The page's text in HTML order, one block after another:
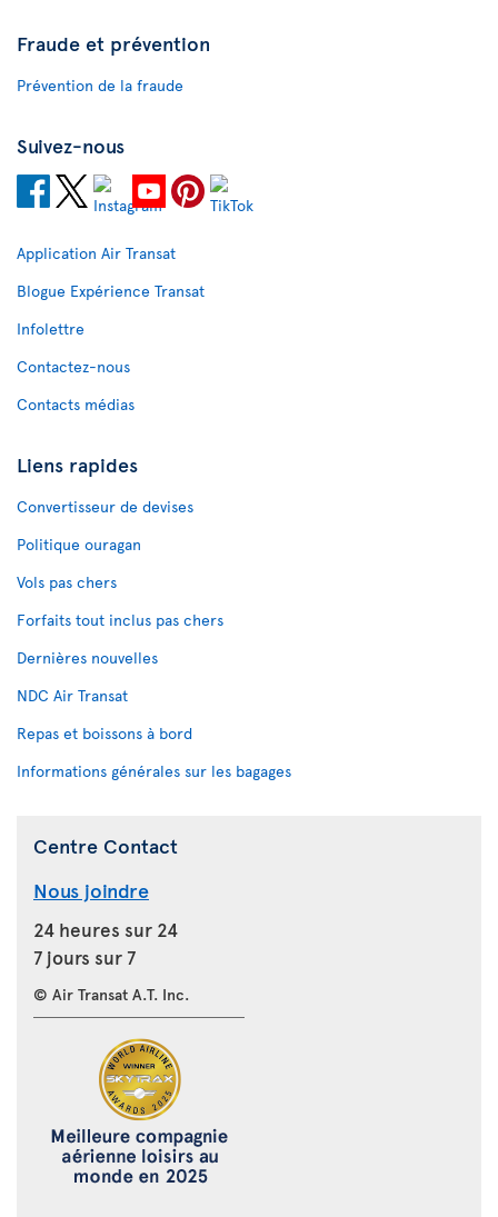
Fraude et prévention
Prévention de la fraude
Suivez-nous
Application Air Transat
Blogue Expérience Transat
Infolettre
Contactez-nous
Contacts médias
Liens rapides
Convertisseur de devises
Politique ouragan
Vols pas chers
Forfaits tout inclus pas chers
Dernières nouvelles
NDC Air Transat
Repas et boissons à bord
Informations générales sur les bagages
Centre Contact
Nous joindre
24 heures sur 24
7 jours sur 7
© Air Transat A.T. Inc.